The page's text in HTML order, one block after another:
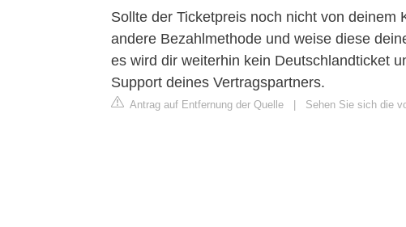
Sollte der Ticketpreis noch nicht von
andere Bezahlmethode und weise diese
es wird dir weiterhin kein Deutschlandticket
Support deines Vertragspartners.
Antrag auf Entfernung der Quelle Sehen Sie sich die